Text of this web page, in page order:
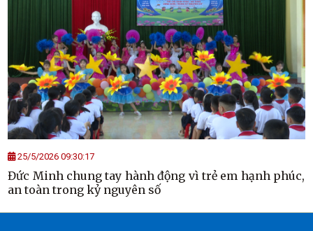
25/5/2026 09:30:17
Đức Minh chung tay hành động vì trẻ em hạnh phúc,
an toàn trong kỷ nguyên số